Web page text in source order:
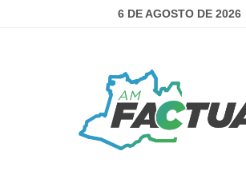
6 DE AGOSTO DE 2026